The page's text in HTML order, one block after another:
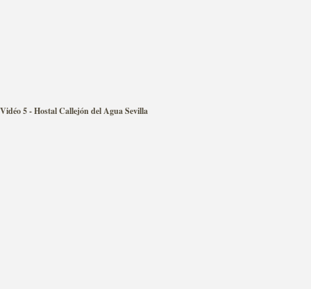
Vidéo 5 - Hostal Callejón del Agua Sevilla